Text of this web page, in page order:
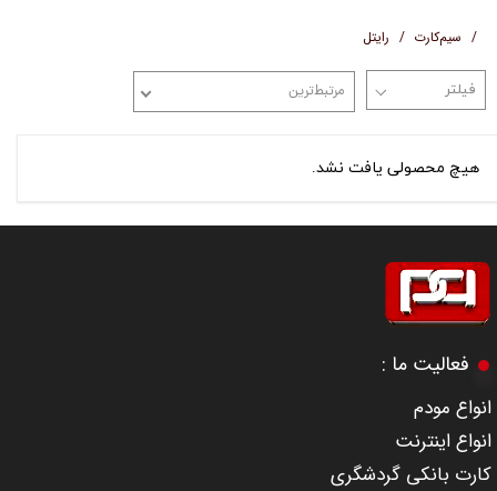
سیم‌کارت رایتل
مرتبط‌ترین
هیچ محصولی یافت نشد.
​​​​​​​فعالیت ما :
​انواع مودم
انواع اینترنت
کارت بانکی گردشگری